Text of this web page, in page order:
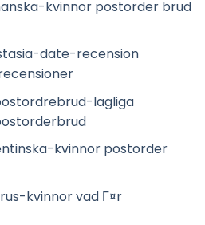
kvinnor postorder brud
date-recension
lagliga
kvinnor postorder
kvinnor vad Г¤r